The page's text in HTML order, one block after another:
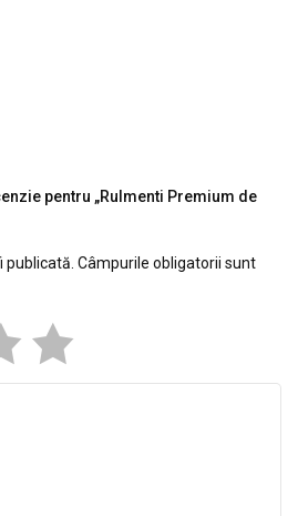
pentru „Rulmenti Premium de
publicată. Câmpurile obligatorii sunt